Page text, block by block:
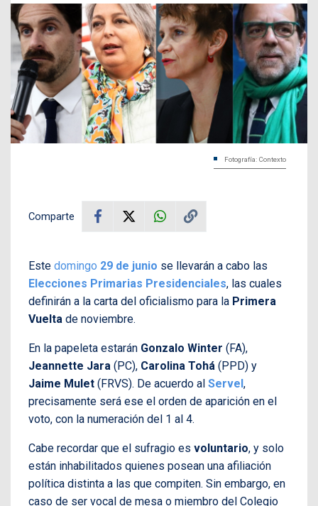
Fotografía: Contexto
Comparte
Este domingo 29 de junio se llevarán a cabo las
Elecciones Primarias Presidenciales, las cuales
definirán a la carta del oficialismo para la Primera
Vuelta de noviembre.
En la papeleta estarán Gonzalo Winter (FA),
Jeannette Jara (PC), Carolina Tohá (PPD) y
Jaime Mulet (FRVS). De acuerdo al Servel,
precisamente será ese el orden de aparición en el
voto, con la numeración del 1 al 4.
Cabe recordar que el sufragio es voluntario, y solo
están inhabilitados quienes posean una afiliación
política distinta a las que compiten. Sin embargo, en
caso de ser vocal de mesa o miembro del Colegio